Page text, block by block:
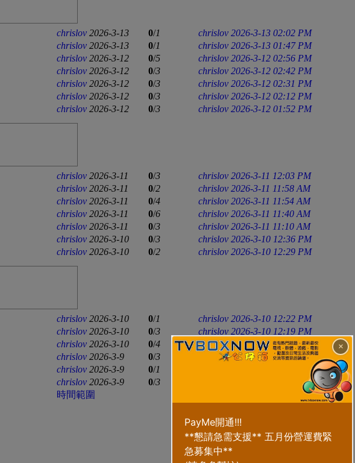
×
chrislov 2026-3-13 0/1 chrislov 2026-3-13 02:02 PM
chrislov 2026-3-13 0/1 chrislov 2026-3-13 01:47 PM
chrislov 2026-3-12 0/5 chrislov 2026-3-12 02:56 PM
chrislov 2026-3-12 0/3 chrislov 2026-3-12 02:42 PM
chrislov 2026-3-12 0/3 chrislov 2026-3-12 02:31 PM
chrislov 2026-3-12 0/3 chrislov 2026-3-12 02:12 PM
chrislov 2026-3-12 0/3 chrislov 2026-3-12 01:52 PM
chrislov 2026-3-11 0/3 chrislov 2026-3-11 12:03 PM
chrislov 2026-3-11 0/2 chrislov 2026-3-11 11:58 AM
chrislov 2026-3-11 0/4 chrislov 2026-3-11 11:54 AM
chrislov 2026-3-11 0/6 chrislov 2026-3-11 11:40 AM
chrislov 2026-3-11 0/3 chrislov 2026-3-11 11:10 AM
chrislov 2026-3-10 0/3 chrislov 2026-3-10 12:36 PM
chrislov 2026-3-10 0/2 chrislov 2026-3-10 12:29 PM
chrislov 2026-3-10 0/1 chrislov 2026-3-10 12:22 PM
chrislov 2026-3-10 0/3 chrislov 2026-3-10 12:19 PM
chrislov 2026-3-10 0/4 chrislov 2026-3-10 12:11 PM
chrislov 2026-3-9 0/3 chrislov 2026-3-9 02:34 PM
chrislov 2026-3-9 0/1
chrislov 2026-3-9 0/3
2026-3-9 02:21 PM
時間範圍